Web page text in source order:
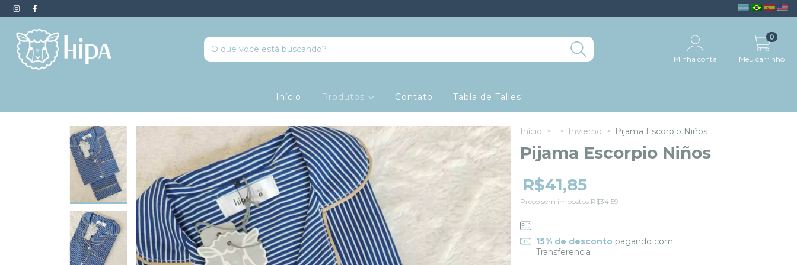
Minha conta Meu carrinho
0
Início Produtos Contato Tabla de Talles
Início > > Invierno > Pijama Escorpio Niños
Pijama Escorpio Niños
R$41,85
Preço sem impostos R$34,59
15% de desconto pagando com
Transferencia